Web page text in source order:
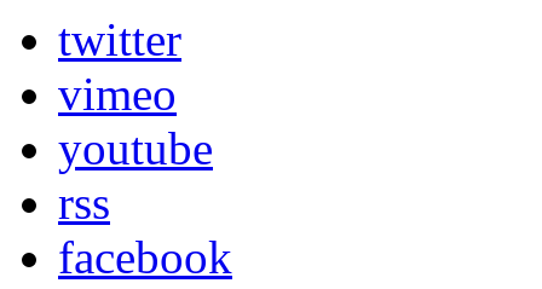
twitter
vimeo
youtube
rss
facebook